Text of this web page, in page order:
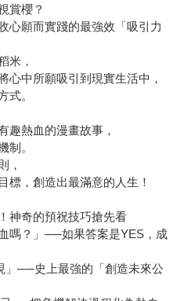
賞櫻？
心願而實踐的最強效「吸引力
米，
心中所願吸引到現實生活中，
式。
趣熱血的漫畫故事，
制。
，
標，創造出最滿意的人生！
神奇的預祝技巧搶先看
嗎？」──如果答案是YES，成
──史上最強的「創造未來公